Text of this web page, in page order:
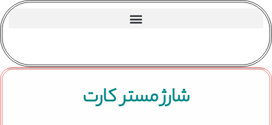
شارژ مستر کارت